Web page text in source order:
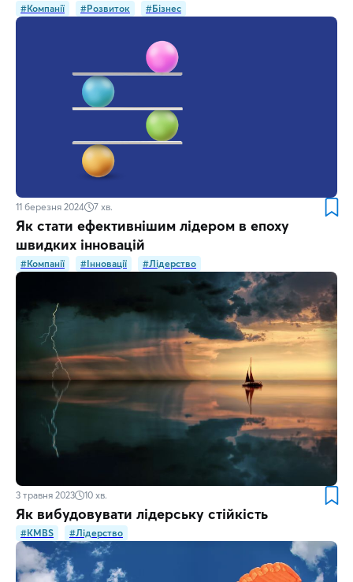
#Компанії #Розвиток #Бізнес
11 березня 2024 7 хв.
Як стати ефективнішим лідером в епоху
швидких інновацій
#Компанії #Інновації #Лідерство
3 травня 2023 10 хв.
Як вибудовувати лідерську стійкість
#KMBS #Лідерство